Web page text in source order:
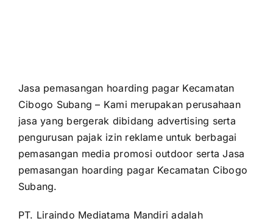
Jasa pemasangan hoarding pagar Kecamatan
Cibogo Subang – Kami merupakan perusahaan
jasa yang bergerak dibidang advertising serta
pengurusan pajak izin reklame untuk berbagai
pemasangan media promosi outdoor serta Jasa
pemasangan hoarding pagar Kecamatan Cibogo
Subang.
PT. Liraindo Mediatama Mandiri adalah